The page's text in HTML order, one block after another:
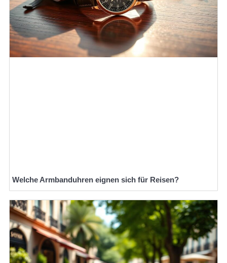
Welche Armbanduhren eignen sich für Reisen?